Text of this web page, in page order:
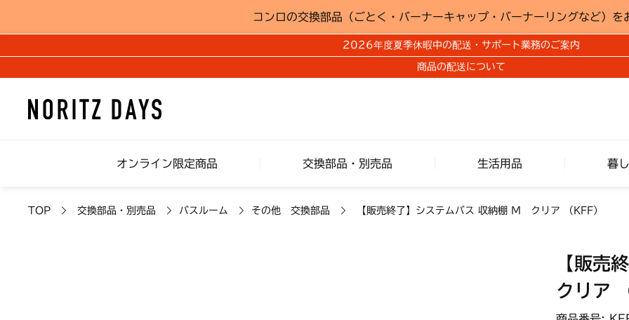
コンロの交換部品（ごとく・バーナーキャップ・バーナーリングなど）を
2026年度夏季休暇中の配送・サポート業務のご案内
商品の配送について
オンライン限定商品 交換部品・別売品 生活用品 暮
TOP 交換部品・別売品 バスルーム その他 交換部品 【販売終了】システムバス 収納棚 Ｍ クリア （KFF）
【販売
クリア